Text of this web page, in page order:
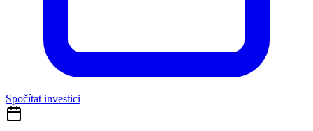
Spočítat investici